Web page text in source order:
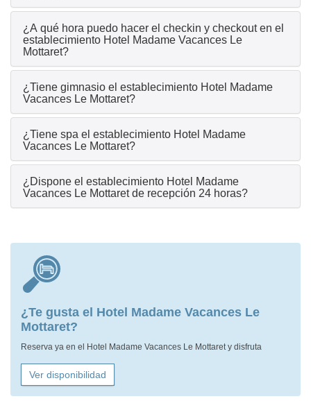
¿A qué hora puedo hacer el checkin y checkout en el
establecimiento Hotel Madame Vacances Le
Mottaret?
¿Tiene gimnasio el establecimiento Hotel Madame
Vacances Le Mottaret?
¿Tiene spa el establecimiento Hotel Madame
Vacances Le Mottaret?
¿Dispone el establecimiento Hotel Madame
Vacances Le Mottaret de recepción 24 horas?
¿Te gusta el Hotel Madame Vacances Le
Mottaret?
Reserva ya en el Hotel Madame Vacances Le Mottaret y disfruta
Ver disponibilidad